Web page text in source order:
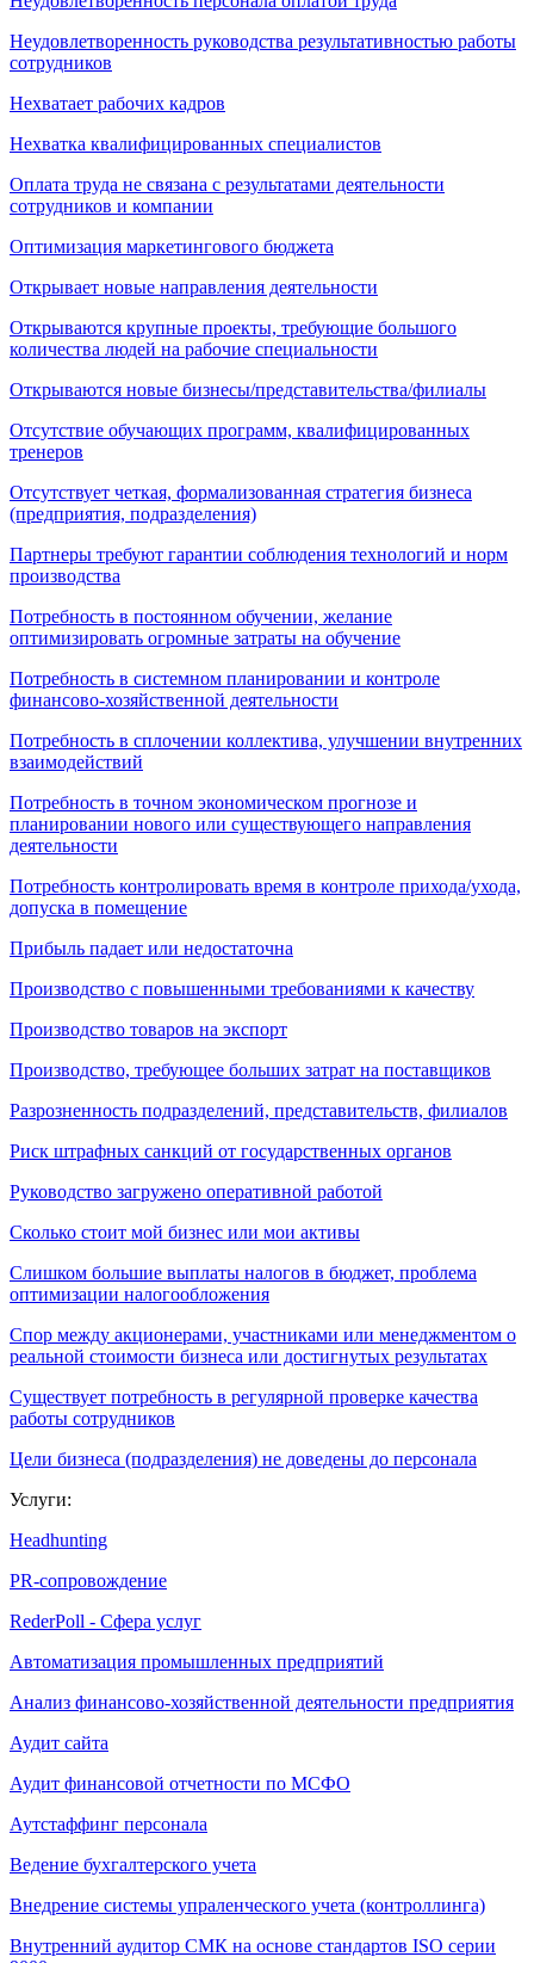
Неудовлетворенность руководства результативностью работы
сотрудников
Нехватает рабочих кадров
Нехватка квалифицированных специалистов
Оплата труда не связана с результатами деятельности
сотрудников и компании
Оптимизация маркетингового бюджета
Открывает новые направления деятельности
Открываются крупные проекты, требующие большого
количества людей на рабочие специальности
Открываются новые бизнесы/представительства/филиалы
Отсутствие обучающих программ, квалифицированных
тренеров
Отсутствует четкая, формализованная стратегия бизнеса
(предприятия, подразделения)
Партнеры требуют гарантии соблюдения технологий и норм
производства
Потребность в постоянном обучении, желание
оптимизировать огромные затраты на обучение
Потребность в системном планировании и контроле
финансово-хозяйственной деятельности
Потребность в сплочении коллектива, улучшении внутренних
взаимодействий
Потребность в точном экономическом прогнозе и
планировании нового или существующего направления
деятельности
Потребность контролировать время в контроле прихода/ухода,
допуска в помещение
Прибыль падает или недостаточна
Производство с повышенными требованиями к качеству
Производство товаров на экспорт
Производство, требующее больших затрат на поставщиков
Разрозненность подразделений, представительств, филиалов
Риск штрафных санкций от государственных органов
Руководство загружено оперативной работой
Сколько стоит мой бизнес или мои активы
Слишком большие выплаты налогов в бюджет, проблема
оптимизации налогообложения
Спор между акционерами, участниками или менеджментом о
реальной стоимости бизнеса или достигнутых результатах
Существует потребность в регулярной проверке качества
работы сотрудников
Цели бизнеса (подразделения) не доведены до персонала
Услуги:
Headhunting
PR-сопровождение
RederPoll - Сфера услуг
Автоматизация промышленных предприятий
Анализ финансово-хозяйственной деятельности предприятия
Аудит сайта
Аудит финансовой отчетности по МСФО
Аутстаффинг персонала
Ведение бухгалтерского учета
Внедрение системы упраленческого учета (контроллинга)
Внутренний аудитор СМК на основе стандартов ISO серии